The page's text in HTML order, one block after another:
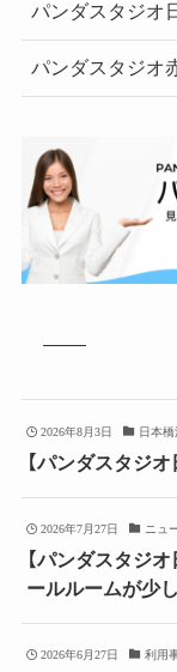
パンダスタジオ
パンダスタジオ
2026年8月3日 日本
【パンダスタジ
2026年7月27日 ニュ
【パンダスタジ
ールルームが少
2026年6月27日 利用